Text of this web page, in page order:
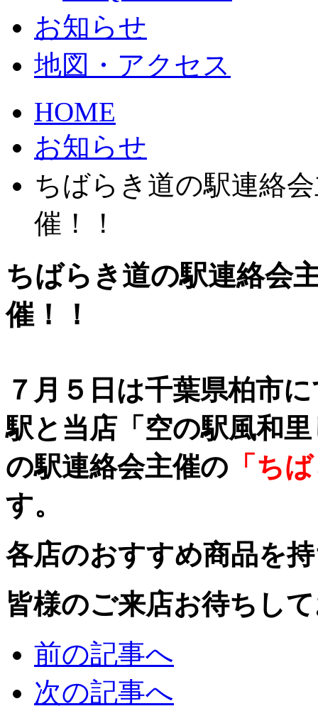
お知らせ
地図・アクセス
HOME
お知らせ
ちばらき道の駅連絡
催！！
ちばらき道の駅連絡会
催！！
７月５日は千葉県柏市
駅と当店「空の駅風和
の駅連絡会主催の 「ち
す。
各店のおすすめ商品を
皆様のご来店お待ちし
前の記事へ
次の記事へ